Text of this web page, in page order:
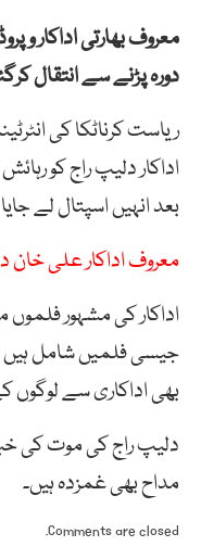
دورہ پڑنے سے انتقال کرگئے،
ریاست کرناٹکا کی
اداکار دلیپ راج کو
بعد انہیں اسپتال لے
معروف اداکار علی خان
اداکار کی مشہور فلموں
جیسی فلمیں شامل ہیں
بھی اداکاری سے
دلیپ راج کی موت کی
مداح بھی غمزدہ ہیں۔
Comments are closed.